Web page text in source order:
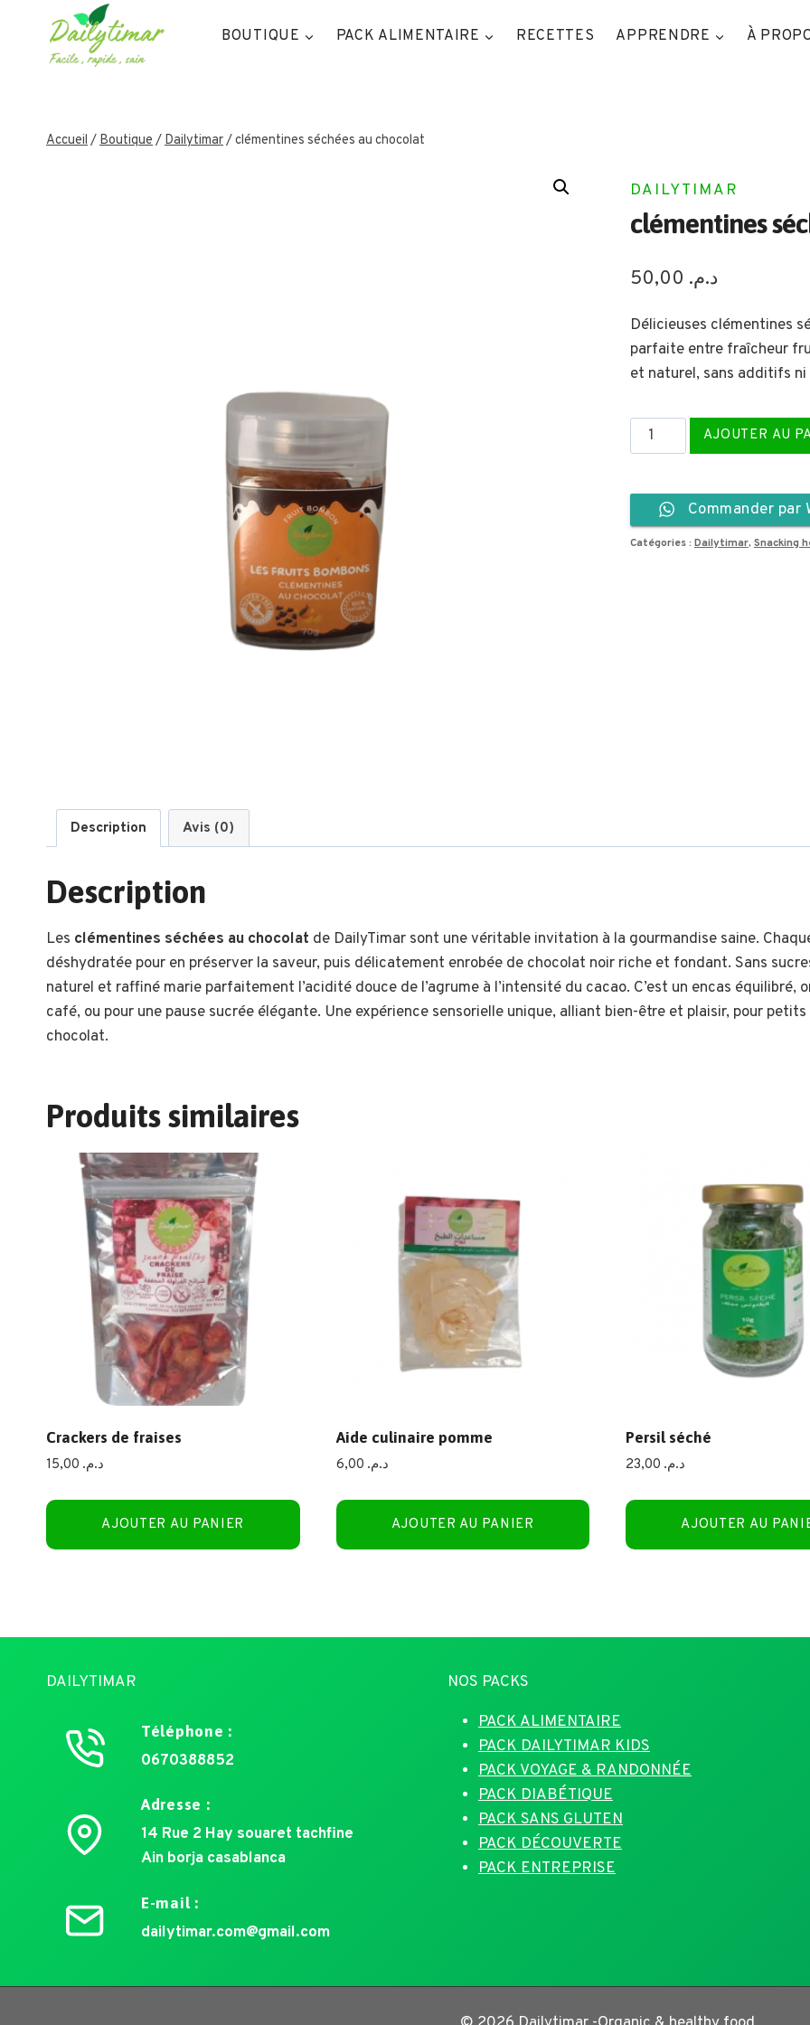
contenu
BOUTIQUE PACK ALIMENTAIRE RECETTES APPRENDRE À
Accueil/Boutique/Dailytimar/clémentines séchées au chocolat
DAILYTIMAR
clémentines
د.م.
Délicieuses clémentines
parfaite entre fraîcheur
et naturel, sans additifs
quantité
de
séchées
au
chocolat
AJOUTER AU
Commander par
Catégories : Dailytimar, Snacking
Description Avis (0)
Description
Les clémentines séchées au chocolat de DailyTimar sont une véritable invitation à la gourmandise saine.
déshydratée pour en préserver la saveur, puis délicatement enrobée de chocolat noir riche et fondant. Sans
naturel et raffiné marie parfaitement l’acidité douce de l’agrume à l’intensité du cacao. C’est un encas
café, ou pour une pause sucrée élégante. Une expérience sensorielle unique, alliant bien-être et plaisir, pour
chocolat.
Produits similaires
Crackers de fraises
د.م.
AJOUTER AU PANIER
Aide culinaire pomme
د.م.
AJOUTER AU PANIER
Persil séché
د.م.
AJOUTER AU
DAILYTIMAR
Téléphone :
0670388852
Adresse :
14 Rue 2 Hay souaret tachfine
Ain borja casablanca
E-mail :
dailytimar.com@gmail.com
NOS PACKS
PACK ALIMENTAIRE
PACK DAILYTIMAR KIDS
PACK VOYAGE & RANDONNÉE
PACK DIABÉTIQUE
PACK SANS GLUTEN
PACK DÉCOUVERTE
PACK ENTREPRISE